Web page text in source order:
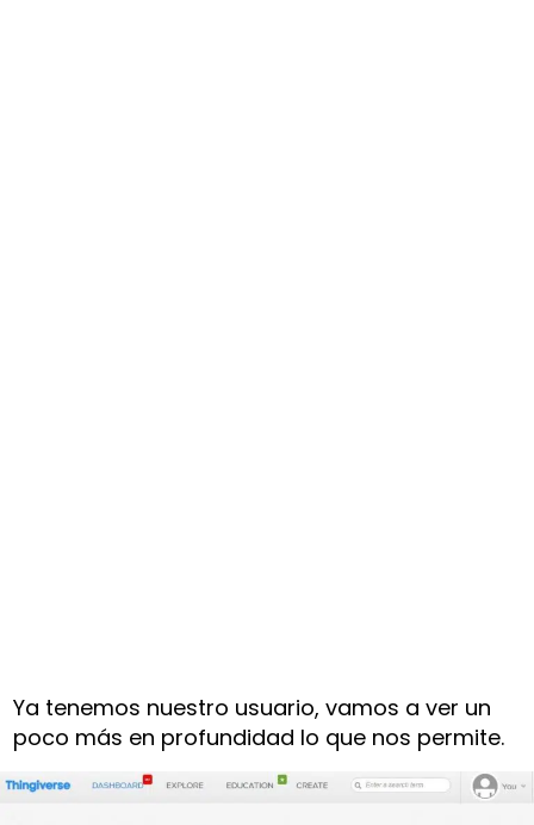
Ya tenemos nuestro usuario, vamos a ver un
poco más en profundidad lo que nos permite.